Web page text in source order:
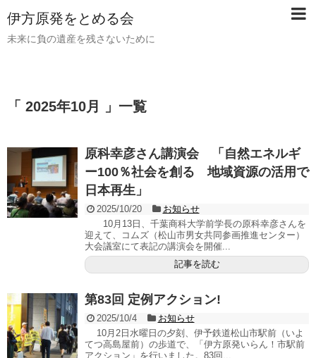
伊方原発をとめる会
未来に負の遺産を残さないために
「 2025年10月 」一覧
原科幸彦さん講演会 「自然エネルギ
ー100％社会を創る 地域資源の活用で
日本再生」
2025/10/20
お知らせ
10月13日、千葉商科大学前学長の原科幸彦さんを
迎えて、コムズ（松山市男女共同参画推進センター）
大会議室にて表記の講演会を開催...
記事を読む
第83回 定例アクション!
2025/10/4
お知らせ
10月2日水曜日の夕刻、伊予鉄道松山市駅前（いよ
てつ高島屋前）の歩道で、「伊方原発いらん！市駅前
アクション」を行いました。83回...